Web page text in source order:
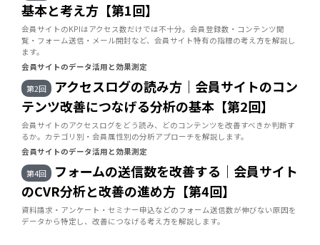
基本と考え方【第1回】
会員サイトのKPIはアクセス数だけでは不十分。会員登録数・コンテンツ閲
覧・フォーム送信・メール開封など、会員サイト特有の指標の考え方を解説し
ます。
会員サイトのデータ活用と効果測定
第2回
アクセスログの読み方｜会員サイトのコン
テンツ改善につなげる分析の基本【第2回】
会員サイトのアクセスログをどう読み、どのコンテンツを改善すべきか判断す
るか。カテゴリ別・会員属性別の分析アプローチを解説します。
会員サイトのデータ活用と効果測定
第4回
フォームの送信数を改善する｜会員サイト
のCVR分析と改善の進め方【第4回】
資料請求・アンケート・セミナー申込などのフォーム送信数が伸びない原因を
データから特定し、改善につなげる考え方を解説します。